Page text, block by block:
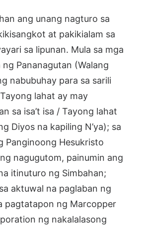
ang unang nagturo sa
at pakikialam sa
sa lipunan. Mula sa mga
Pananagutan (Walang
nabubuhay para sa sarili
lahat ay may
sa isa’t isa / Tayong lahat
Diyos na kapiling N’ya); sa
Panginoong Hesukristo
nagugutom, painumin ang
itinuturo ng Simbahan;
aktuwal na paglaban ng
pagtatapon ng Marcopper
ng nakalalasong